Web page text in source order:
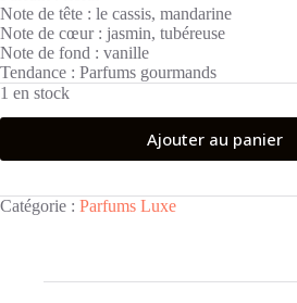
Note de tête : le cassis, mandarine
Note de cœur : jasmin, tubéreuse
Note de fond : vanille
Tendance : Parfums gourmands
1 en stock
Ajouter au panier
Catégorie : Parfums Luxe